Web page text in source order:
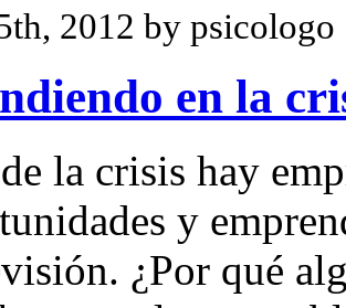
2012 by psicologo
en la
la crisis hay
y
¿Por qué